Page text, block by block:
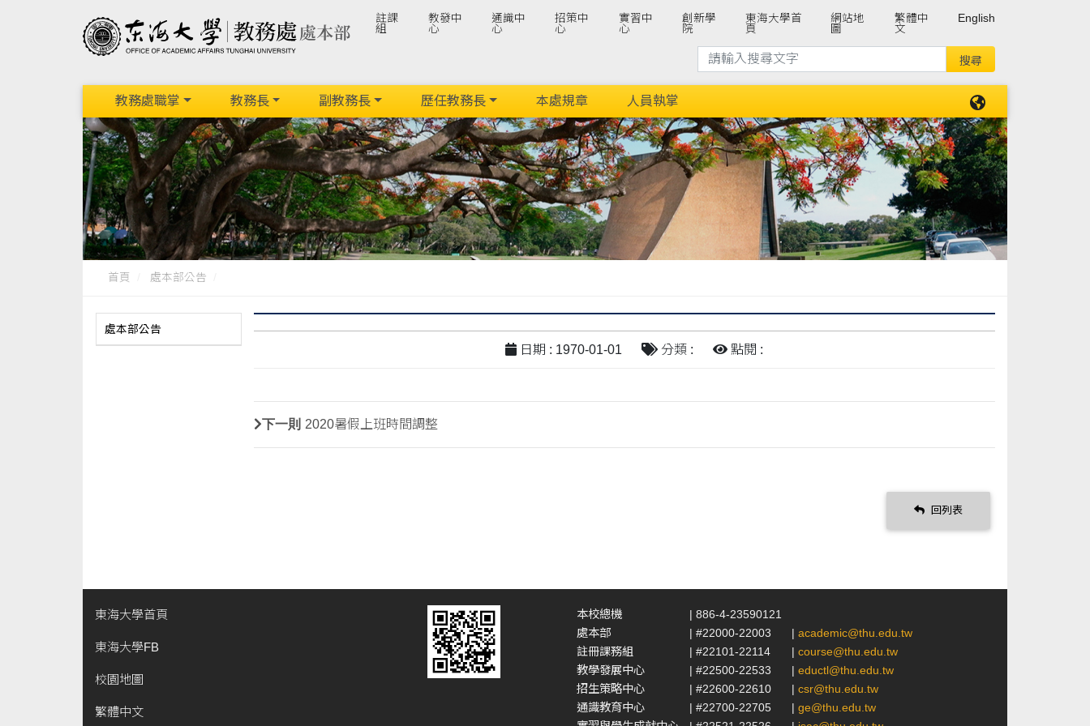
註課
組
教發中
心
通識中
心
招策中
心
實習中
心
創新學
院
東海大學首
頁
網站地
圖
繁體中
文
English
教務處職掌 教務長 副教務長 歷任教務長 本處規章 人員執掌
首頁 處本部公告
處本部公告
日期 : 1970-01-01 分類 : 點閱 :
下一則 2020暑假上班時間調整
回列表
東海大學首頁
東海大學FB
校園地圖
繁體中文
本校總機
| 886-4-23590121
處本部
| #22000-22003 | academic@thu.edu.tw
註冊課務組
| #22101-22114 | course@thu.edu.tw
教學發展中心
| #22500-22533 | eductl@thu.edu.tw
招生策略中心
| #22600-22610 | csr@thu.edu.tw
通識教育中心
| #22700-22705 | ge@thu.edu.tw